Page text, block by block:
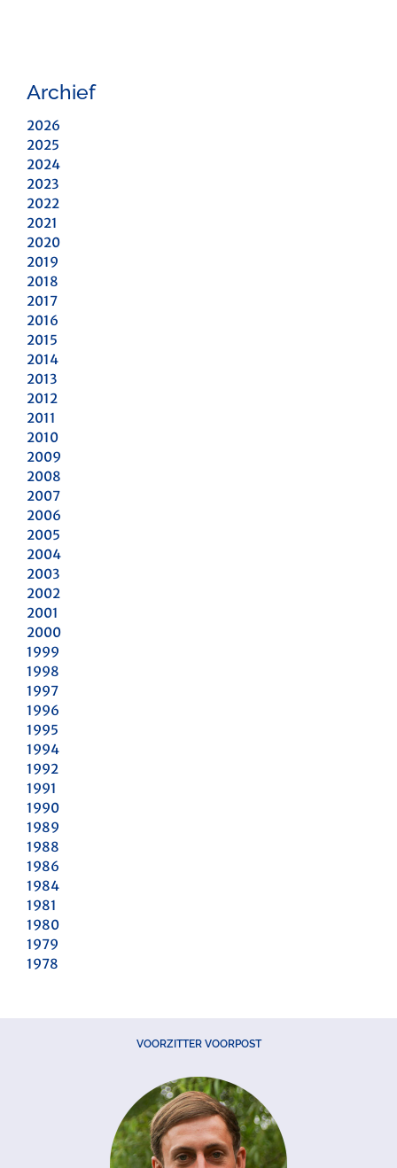
Archief
2026
2025
2024
2023
2022
2021
2020
2019
2018
2017
2016
2015
2014
2013
2012
2011
2010
2009
2008
2007
2006
2005
2004
2003
2002
2001
2000
1999
1998
1997
1996
1995
1994
1992
1991
1990
1989
1988
1986
1984
1981
1980
1979
1978
VOORZITTER VOORPOST